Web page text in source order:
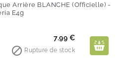
DE STOCK
Arrière BLANCHE (Officielle) -
E4g
Prix
7.99 €
 Rupture de stock